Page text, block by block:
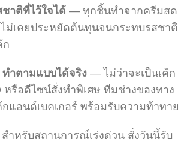
าติที่ไว้ใจได้ — ทุกชิ้นทำจากครีมสด
ม่เคยประหยัดต้นทุนจนกระทบรสชาติ
ก
ำตามแบบได้จริง — ไม่ว่าจะเป็นเค้ก
หรือดีไซน์สั่งทำพิเศษ ทีมช่างของทาง
กแอนด์เบคเกอร์ พร้อมรับความท้าทาย
หรับสถานการณ์เร่งด่วน สั่งวันนี้รับ